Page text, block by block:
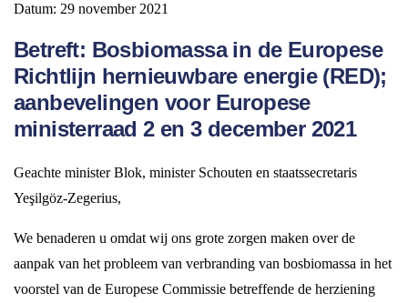
Datum: 29 november 2021
Betreft: Bosbiomassa in de Europese
Richtlijn hernieuwbare energie (RED);
aanbevelingen voor Europese
ministerraad 2 en 3 december 2021
Geachte minister Blok, minister Schouten en staatssecretaris
Yeşilgöz-Zegerius,
We benaderen u omdat wij ons grote zorgen maken over de
aanpak van het probleem van verbranding van bosbiomassa in het
voorstel van de Europese Commissie betreffende de herziening